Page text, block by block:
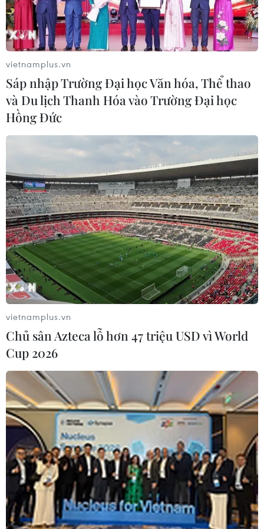
Houthi bị nghi đứng sau
vụ tấn công đánh chìm
tàu hàng Ấn Độ trên
Biển Đỏ
Lực lượng bảo vệ bờ biển
Yemen đã cứu toàn bộ 14
thuyền viên trên tàu hàng
MSV Faize Noore Oliya
treo cờ Ấn Độ sau khi con
tàu bị tấn công và chìm
trên Biển Đỏ, ngoài khơi
thành phố cảng Hodeida.
Tổng thống Nga thay đổi
trận Ukraine
Theo Interfax, ngày 5/8,
Tổng thống Nga Vladimir
Putin tuyên bố về việc luận
chuyển và bổ nhiệm một
loạt tướng lĩnh chỉ huy trên
mặt trận Ukraine và Bộ
Quốc phòng Nga.
NGHE
Triệt phá thành công hệ
thống Lương Sơn TV
đánh bạc lên tới 1.500 tỷ
đồng/tháng
Nga và Ukraine tiếp tục
tấn công qua lại, thương
vong không ngừng gia
tăng
vietnamplus.vn
Sáp nhập Trường Đại học Văn hóa, Thể thao
và Du lịch Thanh Hóa vào Trường Đại học
Hồng Đức
vietnamplus.vn
Chủ sân Azteca lỗ hơn 47 triệu USD vì World
Cup 2026